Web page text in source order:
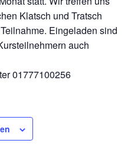
Klatsch und Tratsch
Eingeladen sind
auch
01777100256